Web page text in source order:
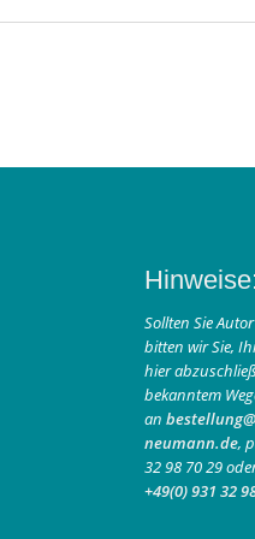
Sollten Sie
bitten wir Sie,
hier
bekanntem
an
neumann.de,
32 98 70 29
+49(0) 931 32